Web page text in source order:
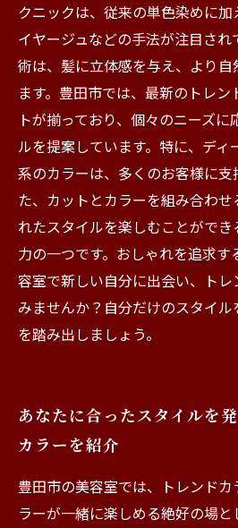
クニックは、従来の単色染めに
イヤージュなどの手法が注目され
術は、髪に立体感を与え、より
ます。豊田市では、最新のトレ
トが揃っており、個々のニーズ
ルを提案しています。特に、ディ
系のカラーは、多くのお客様に支
た、カットとカラーを組み合わ
れたスタイルを楽しむことがで
力の一つです。おしゃれを追求
容室で新しい自分に出会い、ト
みませんか？自分だけのスタイ
を踏み出しましょう。
あなたに合ったスタイルを
カラーを紹介
豊田市の美容室では、トレンド
ラーが一緒に楽しめる絶好の場